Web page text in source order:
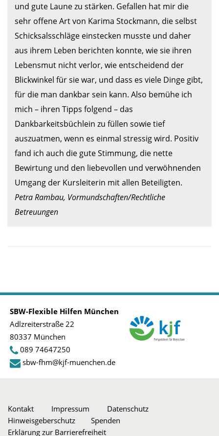
und gute Laune zu stärken. Gefallen hat mir die
sehr offene Art von Karima Stockmann, die selbst
Schicksalsschläge einstecken musste und daher
aus ihrem Leben berichten konnte, wie sie ihren
Lebensmut nicht verlor, wie entscheidend der
Blickwinkel für sie war, und dass es viele Dinge gibt,
für die man dankbar sein kann. Also bemühe ich
mich – ihren Tipps folgend – das
Dankbarkeitsbüchlein zu füllen sowie tief
auszuatmen, wenn es einmal stressig wird. Positiv
fand ich auch die gute Stimmung, die nette
Bewirtung und den liebevollen und verwöhnenden
Petra Rambau, Vormundschaften/Rechtliche
Betreuungen
SBW-Flexible Hilfen München
Adlzreiterstraße 22
80337 München
089 74647250
sbw-fhm@kjf-muenchen.de
Kontakt Impressum
Datenschutz
Hinweisgeberschutz
Spenden
Erklärung zur Barrierefreiheit